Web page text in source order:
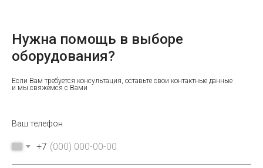
Нужна помощь в выборе
оборудования?
Если Вам требуется консультация, оставьте свои контактные данные
и мы свяжемся с Вами
Ваш телефон
+7